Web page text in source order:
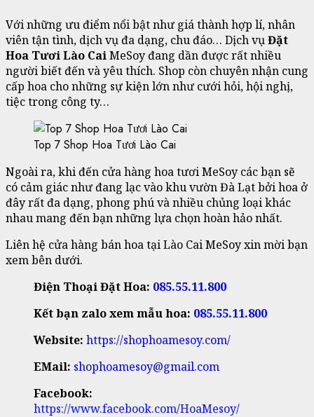
Với những ưu điểm nổi bật như giá thành hợp lí, nhân
viên tận tình, dịch vụ đa dạng, chu đáo… Dịch vụĐặt
Hoa Tươi Lào CaiMeSoy đang dần được rất nhiều
người biết đến và yêu thích. Shop còn chuyên nhận cung
cấp hoa cho những sự kiện lớn như cưới hỏi, hội nghị,
tiệc trong công ty…
Top 7 Shop Hoa Tươi Lào Cai
Ngoài ra, khi đến cửa hàng hoa tươi MeSoy các bạn sẽ
có cảm giác như đang lạc vào khu vườn Đà Lạt bởi hoa ở
đây rất đa dạng, phong phú và nhiều chủng loại khác
nhau mang đến bạn những lựa chọn hoàn hảo nhất.
Liên hệ cửa hàng bán hoa tại Lào Cai MeSoy xin mời bạn
xem bên dưới.
Điện Thoại Đặt Hoa: 085.55.11.800
Kết bạn zalo xem mẫu hoa: 085.55.11.800
Website: https://shophoamesoy.com/
EMail: shophoamesoy@gmail.com
Facebook:
https://www.facebook.com/HoaMesoy/